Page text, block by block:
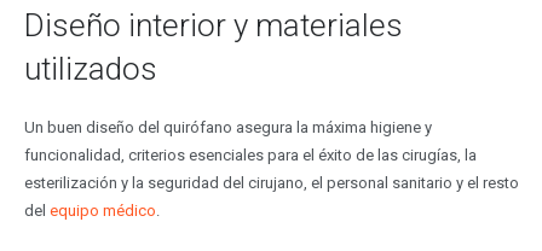
Diseño interior y materiales
utilizados
Un buen diseño del quirófano asegura la máxima higiene y
funcionalidad, criterios esenciales para el éxito de las cirugías, la
esterilización y la seguridad del cirujano, el personal sanitario y el resto
del equipo médico.